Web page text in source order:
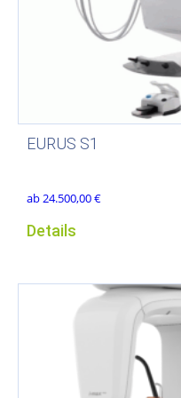
EURUS S1
ab24.500,00€
Details